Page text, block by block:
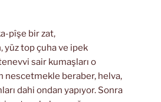
pîşe bir zat,
yüz top çuha ve ipek
sair kumaşları o
nescetmekle beraber, helva,
dahi ondan yapıyor. Sonra